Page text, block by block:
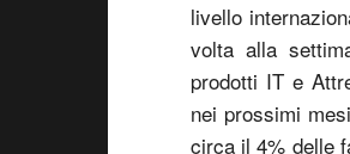
livello
volta alla
prodotti IT e
nei prossimi
circa il 4% delle